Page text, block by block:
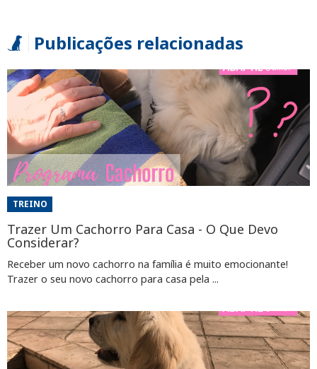
Publicações relacionadas
TREINO
Trazer Um Cachorro Para Casa - O Que Devo
Considerar?
Receber um novo cachorro na família é muito emocionante!
Trazer o seu novo cachorro para casa pela ...